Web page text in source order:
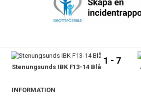
FÖRENINGENS MATCHER
NYHETSARKIV
MEDLEMSKAP
Stenungsunds IBK F13-14 Blå
1 - 7
INFORMATION